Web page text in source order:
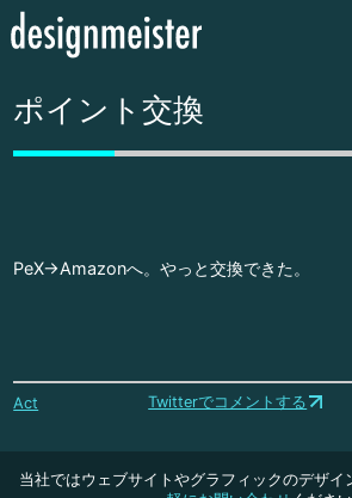
ポイント交換
PeX→Amazonへ。やっと交換できた。
Act Twitterでコメントする
当社ではウェブサイトやグラフィックのデザイ